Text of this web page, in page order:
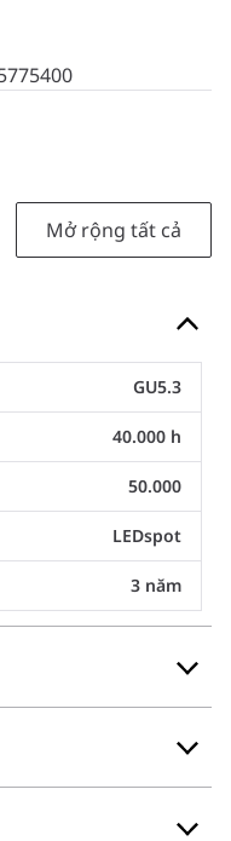
Mở rộng tất cả
GU5.3
40.000 h
50.000
LEDspot
3 năm